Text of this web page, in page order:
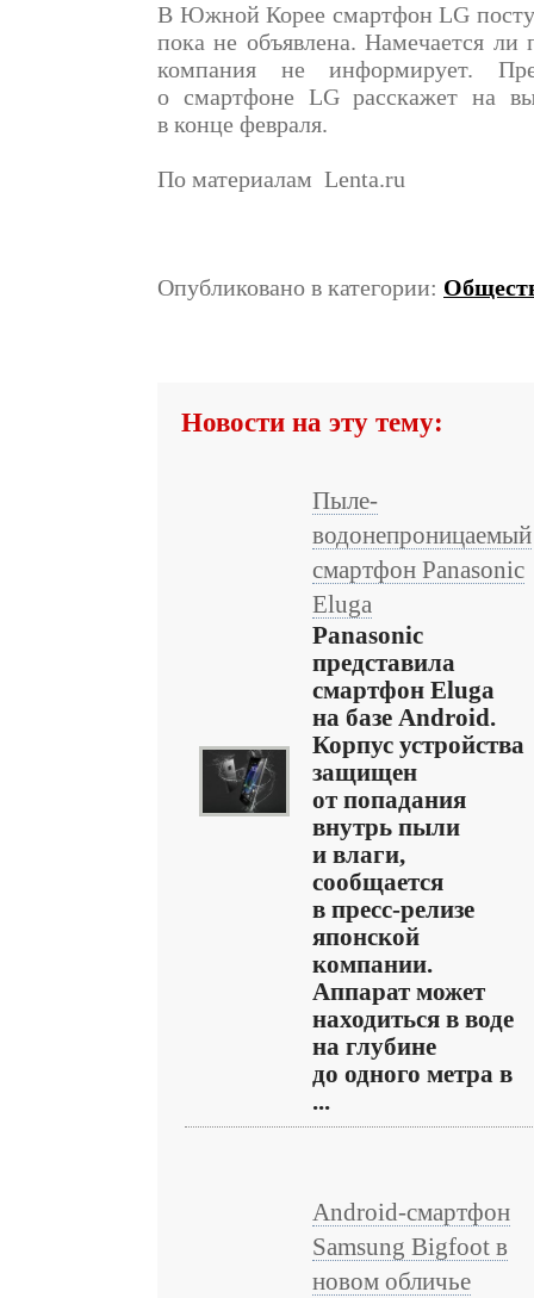
В Южной Корее смартфон LG
пока не объявлена. Намечается ли
компания не информирует.
о смартфоне LG расскажет на
в конце февраля.
По материалам Lenta.ru
Опубликовано в категории:
Новости на эту тему:
Пыле-
водонепроницаемый
смартфон Panasonic
Eluga
Panasonic
представила
смартфон Eluga
на базе Android.
Корпус устройства
защищен
от попадания
внутрь пыли
и влаги,
сообщается
в пресс-релизе
японской
компании.
Аппарат может
находиться в воде
на глубине
до одного метра в
...
Android-смартфон
Samsung Bigfoot в
новом обличье